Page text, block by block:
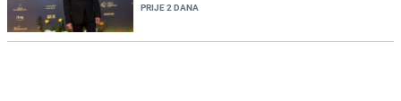
PRIJE 2 DANA